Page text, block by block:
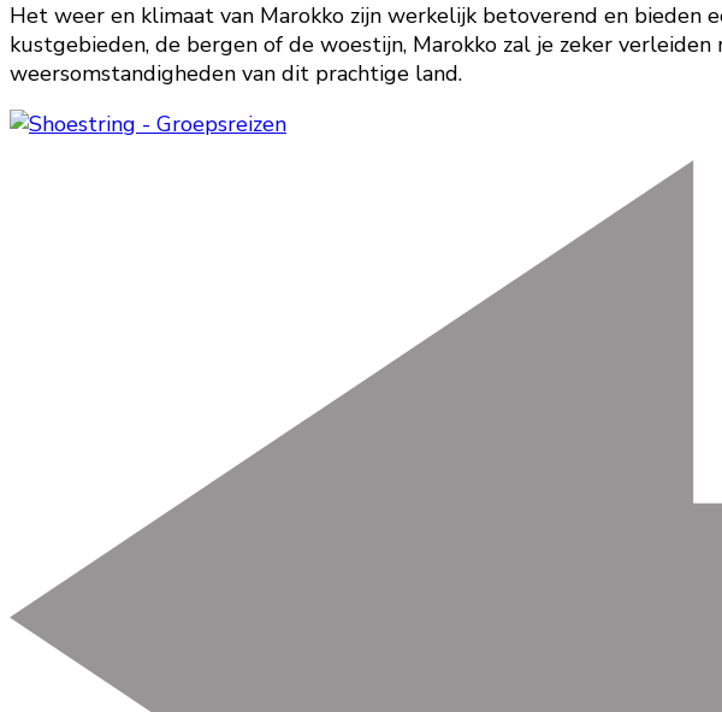
Het weer en klimaat van Marokko zijn werkelijk betoverend en bieden
kustgebieden, de bergen of de woestijn, Marokko zal je zeker
weersomstandigheden van dit prachtige land.